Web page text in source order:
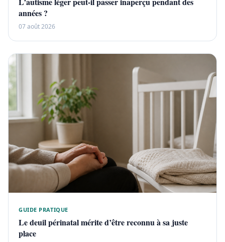
années ?
07 août 2026
GUIDE PRATIQUE
Le deuil périnatal mérite d’être reconnu à sa juste
place